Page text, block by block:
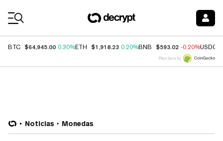
BTC $64,945.00 0.30%ETH $1,918.23 0.20%BNB $593.02 -0.20%USDC
Price data by
Noticias Monedas